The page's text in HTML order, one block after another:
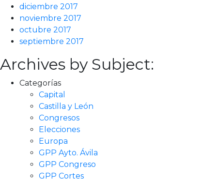
diciembre 2017
noviembre 2017
octubre 2017
septiembre 2017
Archives by Subject:
Categorías
Capital
Castilla y León
Congresos
Elecciones
Europa
GPP Ayto. Ávila
GPP Congreso
GPP Cortes